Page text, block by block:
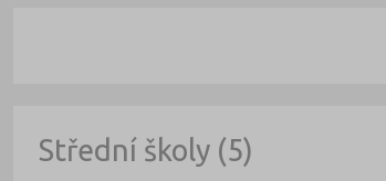
Střední školy (5)